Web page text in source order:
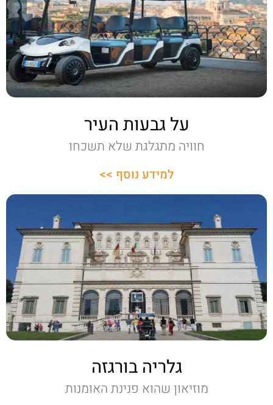
על גבעות העיר
חוויה מתגלגת שלא תשכחו
למידע נוסף >>
גלריה בורגזה
מוזיאון שהוא פנינת האומנות